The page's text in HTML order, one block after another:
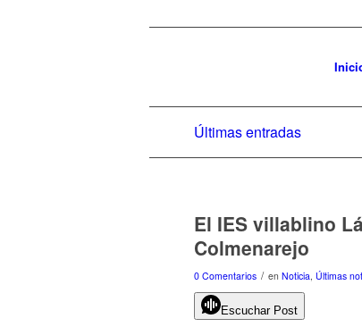
Últimas entradas
El IES villablino
Colmenarejo
0 Comentarios / en Noticia, Últimas
Escuchar Post